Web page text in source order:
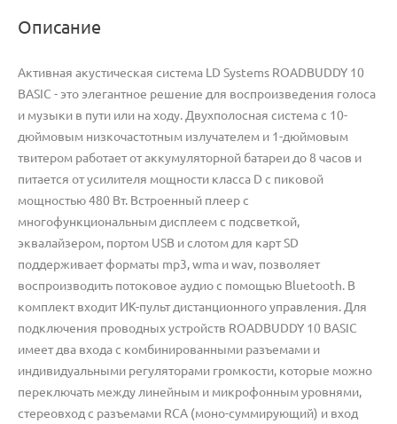
Описание
Активная акустическая система LD Systems ROADBUDDY 10
BASIC - это элегантное решение для воспроизведения голоса
и музыки в пути или на ходу. Двухполосная система с 10-
дюймовым низкочастотным излучателем и 1-дюймовым
твитером работает от аккумуляторной батареи до 8 часов и
питается от усилителя мощности класса D с пиковой
мощностью 480 Вт. Встроенный плеер с
многофункциональным дисплеем с подсветкой,
эквалайзером, портом USB и слотом для карт SD
поддерживает форматы mp3, wma и wav, позволяет
воспроизводить потоковое аудио с помощью Bluetooth. В
комплект входит ИК-пульт дистанционного управления. Для
подключения проводных устройств ROADBUDDY 10 BASIC
имеет два входа с комбинированными разъемами и
индивидуальными регуляторами громкости, которые можно
переключать между линейным и микрофонным уровнями,
стереовход с разъемами RCA (моно-суммирующий) и вход